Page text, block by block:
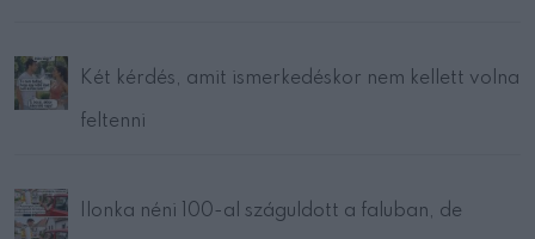
Két kérdés, amit ismerkedéskor nem kellett volna
feltenni
Ilonka néni 100-al száguldott a faluban, de